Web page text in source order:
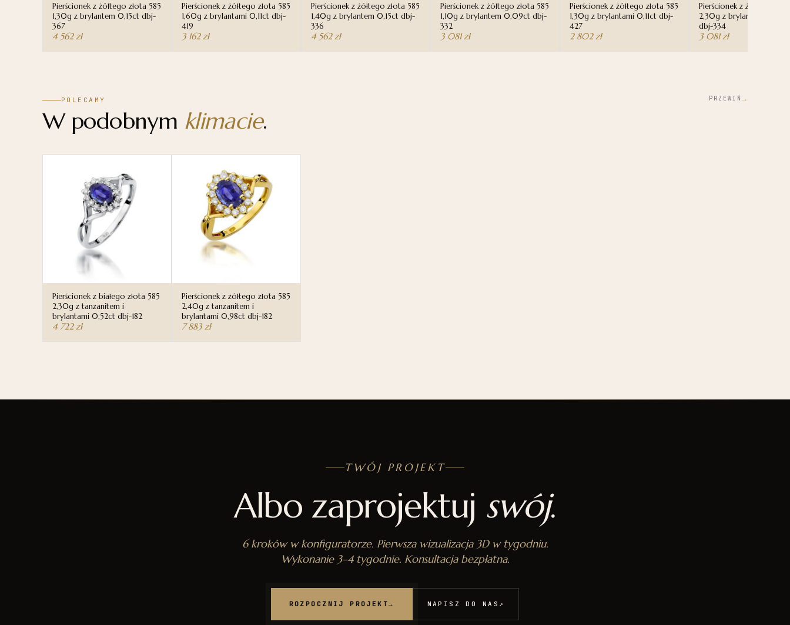
Pierścionek z żółtego złota 585
1,30g z brylantem 0,15ct dbj-
367
4 562 zł
Pierścionek z żółtego złota 585
1,60g z brylantami 0,11ct dbj-
419
3 162 zł
Pierścionek z żółtego złota 585
1,40g z brylantem 0,15ct dbj-
336
4 562 zł
Pierścionek z żółtego złota 585
1,10g z brylantem 0,09ct dbj-
332
3 081zł
Pierścionek z żółtego złota 585
1,30g z brylantami 0,11ct dbj-
427
2 802 zł
Pierścionek z żółtego
2,30g z brylantem
dbj-334
3 081zł
POLECAMY
W podobnym klimacie.
PRZEWIŃ →
Pierścionek z białego złota 585
2,30g z tanzanitem i
brylantami 0,52ct dbj-182
4 722 zł
Pierścionek z żółtego złota 585
2,40g z tanzanitem i
brylantami 0,98ct dbj-182
7 883 zł
TWÓJ PROJEKT
Albo zaprojektuj swój.
6 kroków w konfiguratorze. Pierwsza wizualizacja 3D w tygodniu.
Wykonanie 3–4 tygodnie. Konsultacja bezpłatna.
ROZPOCZNIJ PROJEKT→ NAPISZ DO NAS ↗